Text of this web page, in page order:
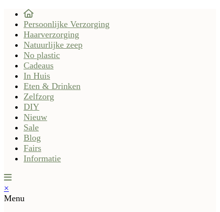
Persoonlijke Verzorging
Haarverzorging
Natuurlijke zeep
No plastic
Cadeaus
In Huis
Eten & Drinken
Zelfzorg
DIY
Nieuw
Sale
Blog
Fairs
Informatie
×
Menu